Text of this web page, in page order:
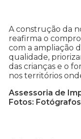
A construção da
reafirma o
com a ampliação
qualidade,
das crianças e o
nos territórios
Assessoria de
Fotos: Fotógrafos